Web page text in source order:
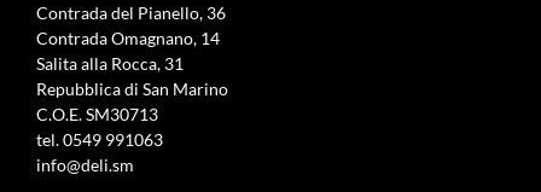
Contrada del Pianello, 36
Contrada Omagnano, 14
Salita alla Rocca, 31
Repubblica di San Marino
C.O.E. SM30713
tel.0549 991063
info@deli.sm